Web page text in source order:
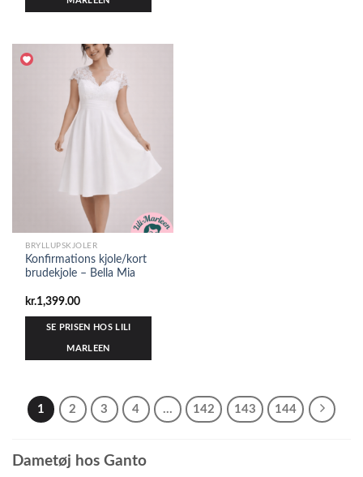
BRYLLUPSKJOLER
Konfirmations kjole/kort
brudekjole – Bella Mia
kr.1,399.00
SE PRISEN HOS LILI
MARLEEN
1 2 3 4 … 142 143 144
Dametøj hos Ganto